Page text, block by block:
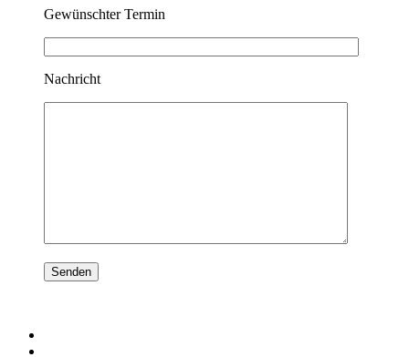
Gewünschter Termin
Nachricht